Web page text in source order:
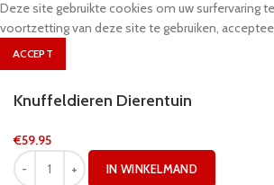
Deze site gebruikte cookies om uw surfervaring
voortzetting van deze site te gebruiken,
ACCEPT
Knuffeldieren Dierentuin
€59.95
IN WINKELMAND